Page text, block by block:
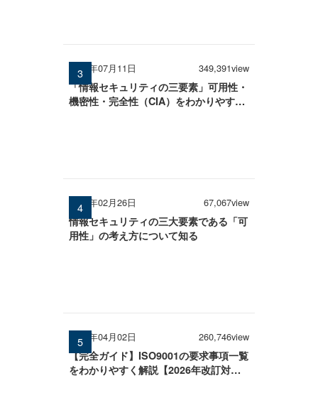
2025年07月11日 349,391view
「情報セキュリティの三要素」可用性・
機密性・完全性（CIA）をわかりやすく
2026年02月26日 67,067view
情報セキュリティの三大要素である「可
用性」の考え方について知る
2026年04月02日 260,746view
【完全ガイド】ISO9001の要求事項一覧
をわかりやすく解説【2026年改訂対